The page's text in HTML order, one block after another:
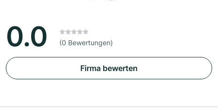
0.0 (0 Bewertungen)
Firma bewerten